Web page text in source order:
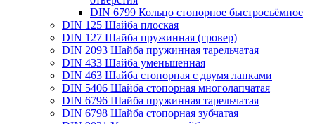
DIN 6799 Кольцо стопорное быстросъёмное
DIN 125 Шайба плоская
DIN 127 Шайба пружинная (гровер)
DIN 2093 Шайба пружинная тарельчатая
DIN 433 Шайба уменьшенная
DIN 463 Шайба стопорная с двумя лапками
DIN 5406 Шайба стопорная многолапчатая
DIN 6796 Шайба пружинная тарельчатая
DIN 6798 Шайба стопорная зубчатая